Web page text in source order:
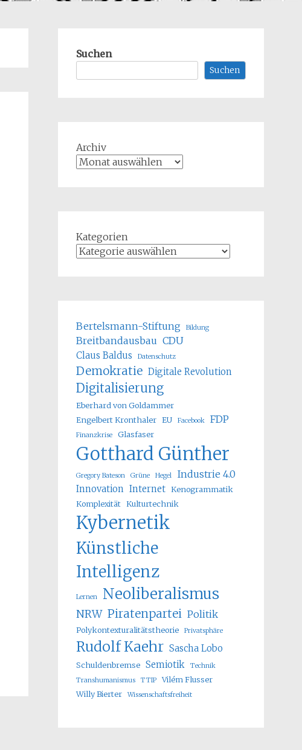
Suchen
Suchen
Archiv
Kategorien
Bertelsmann-Stiftung Bildung
Breitbandausbau CDU
Claus Baldus Datenschutz
Demokratie Digitale Revolution
Digitalisierung
Eberhard von Goldammer
Engelbert Kronthaler EU Facebook FDP
Finanzkrise Glasfaser
Gotthard Günther
Gregory Bateson Grüne Hegel Industrie 4.0
Innovation Internet Kenogrammatik
Komplexität Kulturtechnik
Kybernetik
Künstliche
Intelligenz
Lernen Neoliberalismus
NRW Piratenpartei Politik
Polykontexturalitätstheorie Privatsphäre
Rudolf Kaehr Sascha Lobo
Schuldenbremse Semiotik
Technik
Transhumanismus
TTIP
Vilém Flusser
Willy Bierter
Wissenschaftsfreiheit